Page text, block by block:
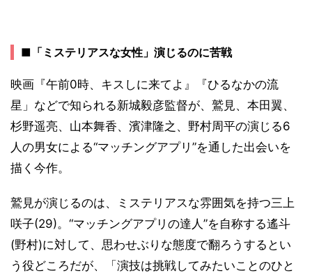
■「ミステリアスな女性」演じるのに苦戦
映画『午前0時、キスしに来てよ』『ひるなかの流
星」などで知られる新城毅彦監督が、鷲見、本田翼、
杉野遥亮、山本舞香、濱津隆之、野村周平の演じる6
人の男女による“マッチングアプリ”を通した出会いを
描く今作。
鷲見が演じるのは、ミステリアスな雰囲気を持つ三上
咲子(29)。“マッチングアプリの達人”を自称する遙斗
(野村)に対して、思わせぶりな態度で翻ろうするとい
う役どころだが、「演技は挑戦してみたいことのひと